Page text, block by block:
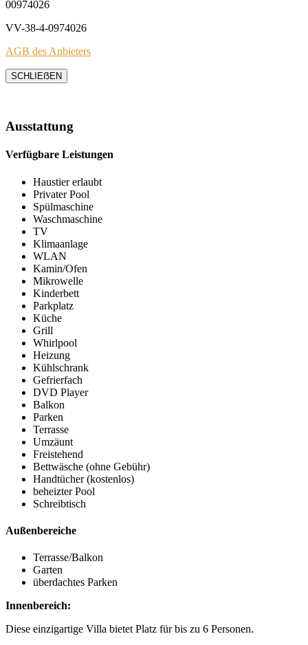
00974026
VV-38-4-0974026
AGB des Anbieters
SCHLIEẞEN
Ausstattung
Verfügbare Leistungen
Haustier erlaubt
Privater Pool
Spülmaschine
Waschmaschine
TV
Klimaanlage
WLAN
Kamin/Ofen
Mikrowelle
Kinderbett
Parkplatz
Küche
Grill
Whirlpool
Heizung
Kühlschrank
Gefrierfach
DVD Player
Balkon
Parken
Terrasse
Umzäunt
Freistehend
Bettwäsche (ohne Gebühr)
Handtücher (kostenlos)
beheizter Pool
Schreibtisch
Außenbereiche
Terrasse/Balkon
Garten
überdachtes Parken
Innenbereich:
Diese einzigartige Villa bietet Platz für bis zu 6 Personen.